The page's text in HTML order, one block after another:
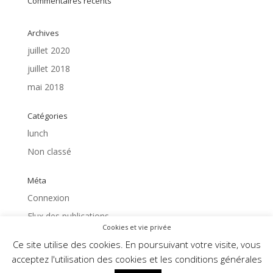
Archives
juillet 2020
juillet 2018
mai 2018
Catégories
lunch
Non classé
Méta
Connexion
Flux des publications
Cookies et vie privée
Ce site utilise des cookies. En poursuivant votre visite, vous
acceptez l'utilisation des cookies et les conditions générales